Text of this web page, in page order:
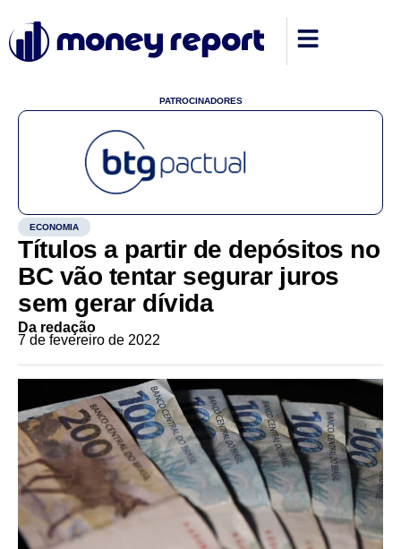
PATROCINADORES
ECONOMIA
Títulos a partir de depósitos no
BC vão tentar segurar juros
sem gerar dívida
Da redação
7 de fevereiro de 2022